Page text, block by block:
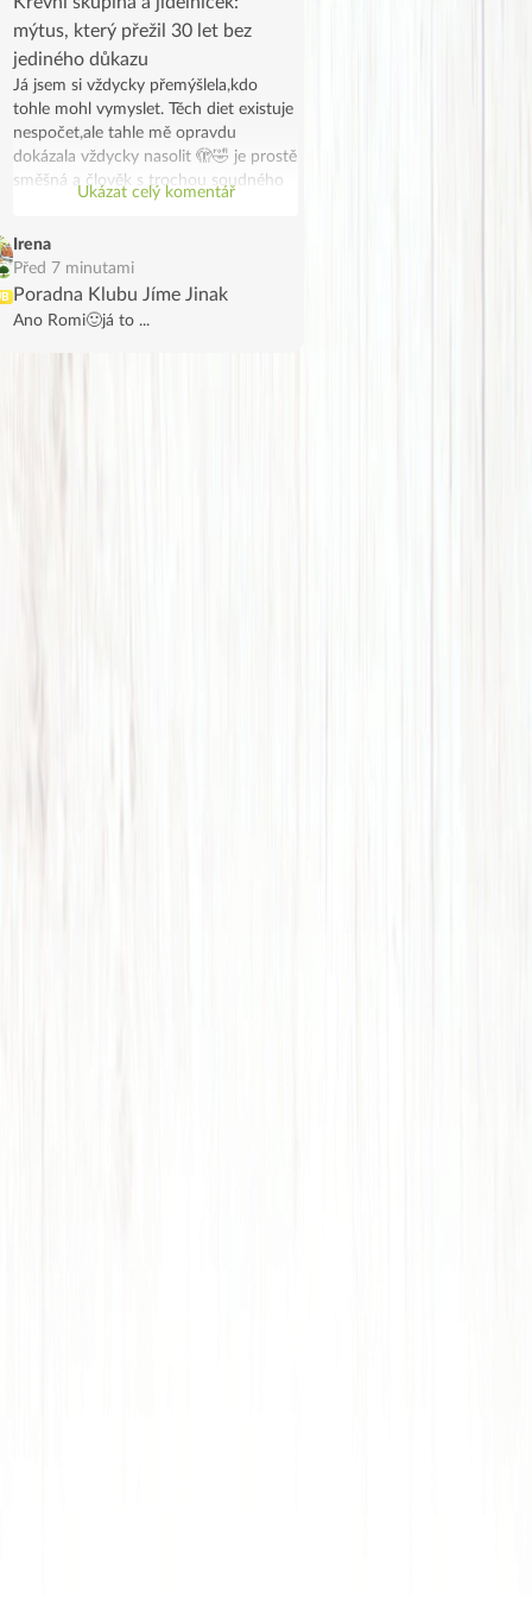
mýtus, který přežil 30 let bez
jediného důkazu
Já jsem si vždycky přemýšlela,kdo
tohle mohl vymyslet. Těch diet existuje
nespočet,ale tahle mě opravdu
dokázala vždycky nasolit 🫣🤣 je prostě
směšná a člověk s trochou soudného
rozumu tomu nemůže věřit. Tvoje
máš, co strávíš lépe ani co ti „škodí“.
Lidé hubnou jen proto,ze přestanou jíst
odpadky – ne proto, že jedí podle ABO
systému.
Ukázat celý komentář
Irena
Před 7 minutami
Poradna Klubu Jíme Jinak
Ano Romi🙂já to ...